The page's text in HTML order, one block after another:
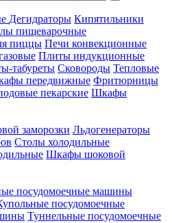
Дегидраторы Кипятильники
пищеварочные
пиццы Печи конвекционные
Плиты индукционные
табуреты Сковороды Тепловые
передвижные Фритюрницы
пекарские Шкафы
заморозки Льдогенераторы
Столы холодильные
Шкафы шоковой
посудомоечные машины
посудомоечные
Туннельные посудомоечные